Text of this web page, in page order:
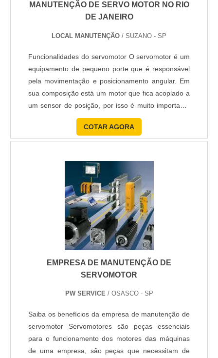
MANUTENÇÃO DE SERVO MOTOR NO RIO
DE JANEIRO
LOCAL MANUTENÇÃO / SUZANO - SP
Funcionalidades do servomotor O servomotor é um
equipamento de pequeno porte que é responsável
pela movimentação e posicionamento angular. Em
sua composição está um motor que fica acoplado a
um sensor de posição, por isso é muito importante
fazer uma boa manutenção de servo motor no Rio
de Janeiro. O equipamento traz uma ótima relação
de custo-benefício, já que aprimora a produção da
COTAR AGORA
EMPRESA DE MANUTENÇÃO DE
SERVOMOTOR
PW SERVICE/ OSASCO - SP
Saiba os benefícios da empresa de manutenção de
servomotor Servomotores são peças essenciais
para o funcionamento dos motores das máquinas
de uma empresa, são peças que necessitam de